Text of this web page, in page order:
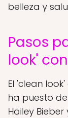
belleza y
Pasos
look'
El 'clean
ha puesto
Hailey